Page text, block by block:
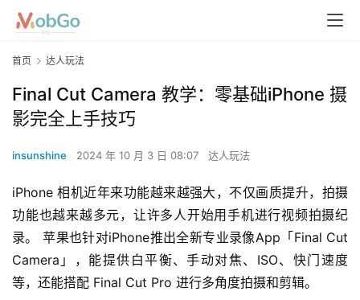
首页 达人玩法
Final Cut Camera 教学：零基础iPhone 摄
影完全上手技巧
insunshine 2024 年 10 月 3 日 08:07 达人玩法
iPhone 相机近年来功能越来越强大，不仅画质提升，拍摄
功能也越来越多元，让许多人开始用手机进行视频拍摄纪
录。 苹果也针对iPhone推出全新专业录像App「Final Cut
Camera」，能提供白平衡、手动对焦、ISO、快门速度
等，还能搭配 Final Cut Pro 进行多角度拍摄和剪辑。